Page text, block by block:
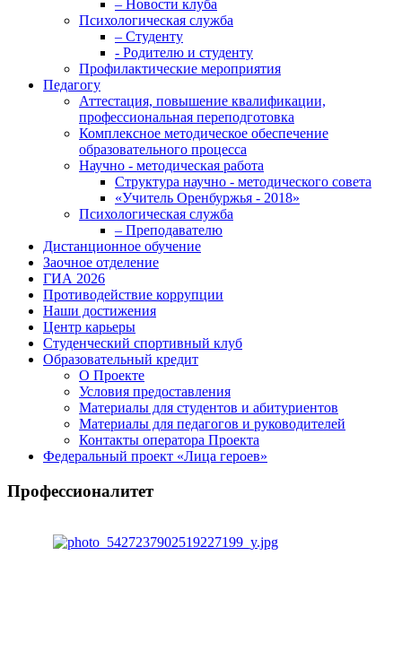
– Новости клуба
Психологическая служба
– Студенту
- Родителю и студенту
Профилактические мероприятия
Педагогу
Аттестация, повышение квалификации,
профессиональная переподготовка
Комплексное методическое обеспечение
образовательного процесса
Научно - методическая работа
Структура научно - методического совета
«Учитель Оренбуржья - 2018»
Психологическая служба
– Преподавателю
Дистанционное обучение
Заочное отделение
ГИА 2026
Противодействие коррупции
Наши достижения
Центр карьеры
Студенческий спортивный клуб
Образовательный кредит
О Проекте
Условия предоставления
Материалы для студентов и абитуриентов
Материалы для педагогов и руководителей
Контакты оператора Проекта
Федеральный проект «Лица героев»
Профессионалитет